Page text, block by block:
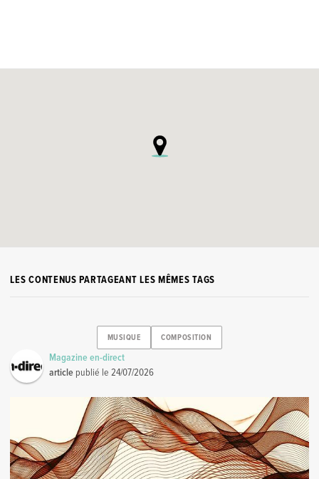
LES CONTENUS PARTAGEANT LES MÊMES TAGS
MUSIQUE COMPOSITION
Magazine en-direct
article publié le24/07/2026